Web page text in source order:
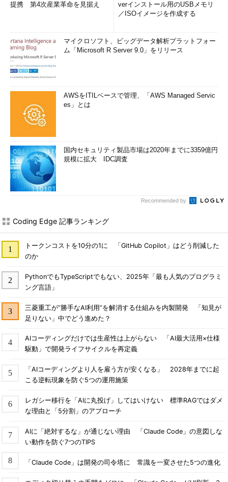
提携 第4次産業革命を見据え
verインストール用のUSBメモリ
／ISOイメージを作成する
マイクロソフト、ビッグデータ解析プラットフォー
ム「Microsoft R Server 9.0」をリリース
AWSをITILベースで管理、「AWS Managed Servic
es」とは
国内セキュリティ製品市場は2020年までに3359億円
規模に拡大 IDC調査
Recommended by
Coding Edge 記事ランキング
トークンコストを10分の1に 「GitHub Copilot」はどう削減した
のか
PythonでもTypeScriptでもない、2025年「最も人気のプログラミ
ング言語」
三菱重工が“勝手なAI利用”を解消する仕組みを内製開発 「知見が
足りない」中でどう進めた？
AIコーディングだけでは生産性は上がらない 「AI最大活用×仕様
駆動」で開発ライフサイクルを再定義
「AIコーディングより人を雇う方が安くなる」 2028年までに起
こる逆転現象を防ぐ5つの運用施策
レガシー移行を「AIに丸投げ」してはいけない 標準RAGではダメ
な理由と「5分割」のアプローチ
AIに「絶対するな」が通じない理由 「Claude Code」の意図しな
い動作を防ぐ7つのTIPS
「Claude Code」は開発の司令塔に 常識を一変させた5つの進化